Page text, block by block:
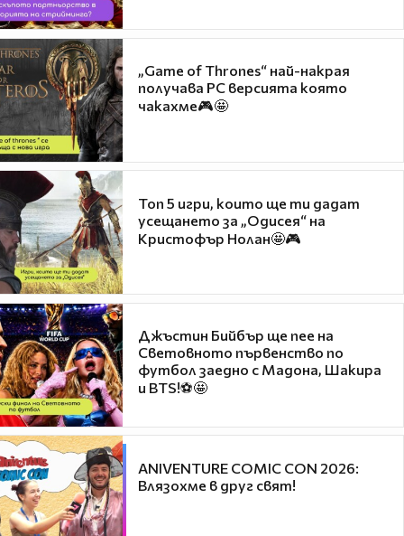
„Game of Thrones“ най-накрая
получава PC версията която
чакахме🎮🤩
Топ 5 игри, които ще ти дадат
усещането за „Одисея“ на
Кристофър Нолан🤩🎮
Джъстин Бийбър ще пее на
Световното първенство по
футбол заедно с Мадона, Шакира
и BTS!⚽🤩
ANIVENTURE COMIC CON 2026:
Влязохме в друг свят!